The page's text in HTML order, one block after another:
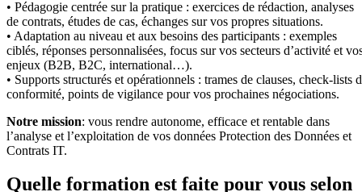
• Pédagogie centrée sur la pratique : exercices de rédaction, analyses
de contrats, études de cas, échanges sur vos propres situations.
• Adaptation au niveau et aux besoins des participants : exemples
ciblés, réponses personnalisées, focus sur vos secteurs d’activité et
enjeux (B2B, B2C, international…).
• Supports structurés et opérationnels : trames de clauses, check-lists
conformité, points de vigilance pour vos prochaines négociations.
Notre mission: vous rendre autonome, efficace et rentable dans
l’analyse et l’exploitation de vos données Protection des Données et
Contrats IT.
Quelle formation est faite pour vous selon